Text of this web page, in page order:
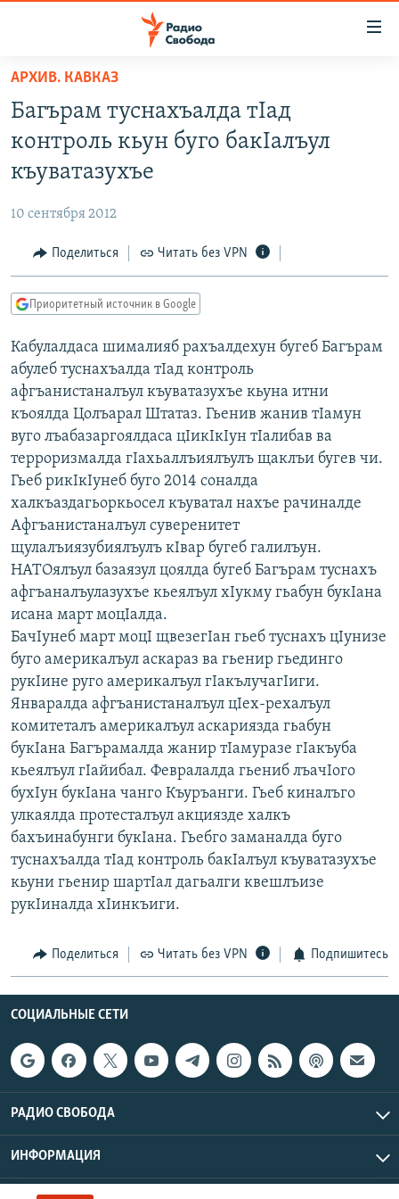
упрощенного
доступа
основному
Вернутся
Вернутся
поиску
ПОДКАСТЫ
АВТОРСКИЕ ПРОЕКТЫ
МНЕНИЯ
КУЛЬТУРА
КАВКАЗ.РЕАЛИИ
СЕВЕР.РЕАЛИИ
СИБИРЬ.РЕАЛИИ
РАСПИСАНИЕ ВЕЩАНИЯ
ПОДПИШИТЕСЬ НА РАССЫЛКУ
Все сайты РСЕ/РС
АРХИВ. КАВКАЗ
Багърам туснахъалда тIад
контроль кьун буго бакIалъул
къуватазухъе
10 сентября 2012
Поделиться Читать без VPN
Приоритетный источник в Google
Кабулалдаса шималияб рахъалдехун бугеб Багърам
абулеб туснахъалда тIад контроль
афгъанистаналъул къуватазухъе кьуна итни
къоялда Цолъарал Штатаз. Гьенив жанив тIамун
вуго лъабазаргоялдаса цIикIкIун тIалибав ва
терроризмалда гIахьаллъиялъулъ щаклъи бугев чи.
Гьеб рикIкIунеб буго 2014 соналда
халкъаздагьоркьосел къуватал нахъе рачиналде
Афгъанистаналъул суверенитет
щулалъиязубиялъулъ кIвар бугеб галилъун.
НАТОялъул базаязул цоялда бугеб Багърам туснахъ
афгъаналъулазухъе кьеялъул хIукму гьабун букIана
исана март моцIалда.
БачIунеб март моцI щвезегIан гьеб туснахъ цIунизе
буго америкалъул аскараз ва гьенир гьединго
рукIине руго америкалъул гIакълучагIиги.
Январалда афгъанистаналъул цIех-рехалъул
комитеталъ америкалъул аскариязда гьабун
букIана Багърамалда жанир тIамуразе гIакъуба
кьеялъул гIайибал. Февралалда гьениб лъачIого
бухIун букIана чанго Къуръанги. Гьеб киналъго
улкаялда протесталъул акциязде халкъ
бахъинабунги букIана. Гьебго заманалда буго
туснахъалда тIад контроль бакIалъул къуватазухъе
кьуни гьенир шартIал дагьалги квешлъизе
рукIиналда хIинкъиги.
Поделиться Читать без VPN Подпишитесь
СОЦИАЛЬНЫЕ СЕТИ
РАДИО СВОБОДА
ИНФОРМАЦИЯ